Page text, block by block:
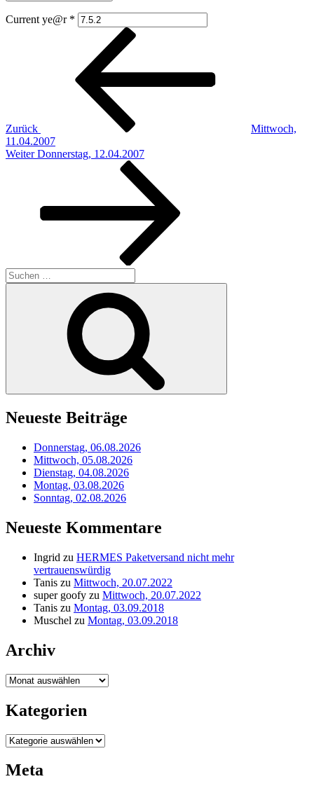
Current ye@r *
Beitragsnavigation
Zurück
Mittwoch,
11.04.2007
Nächster
Weiter Donnerstag, 12.04.2007
Suchen
nach:
Neueste Beiträge
Donnerstag, 06.08.2026
Mittwoch, 05.08.2026
Dienstag, 04.08.2026
Montag, 03.08.2026
Sonntag, 02.08.2026
Neueste Kommentare
Ingrid zu HERMES Paketversand nicht mehr
vertrauenswürdig
Tanis zu Mittwoch, 20.07.2022
super goofy zu Mittwoch, 20.07.2022
Tanis zu Montag, 03.09.2018
Muschel zu Montag, 03.09.2018
Archiv
Archiv
Kategorien
Kategorien
Meta